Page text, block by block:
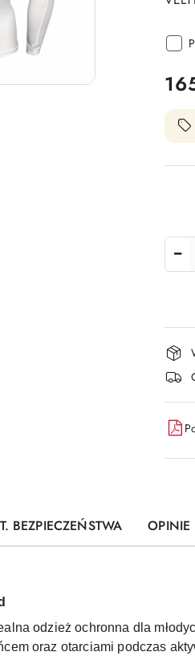
i
BEZPIECZEŃSTWA
odzież ochronna dla
oraz otarciami podczas